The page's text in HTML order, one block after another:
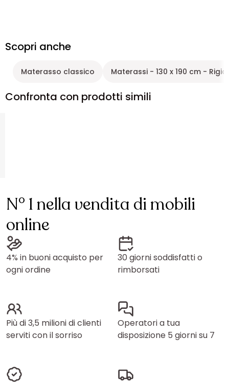
Scopri anche
Materasso classico Materassi - 130 x 190 cm -
Confronta con prodotti simili
N° 1 nella vendita di mobili
online
4% in buoni acquisto per
ogni ordine
30 giorni soddisfatti o
rimborsati
Più di 3,5 milioni di clienti
serviti con il sorriso
Operatori a tua
disposizione 5 giorni su 7